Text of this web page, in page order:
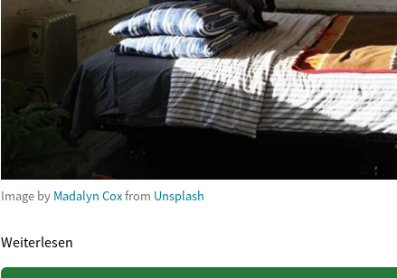
Image by Madalyn Coxfrom Unsplash
Weiterlesen